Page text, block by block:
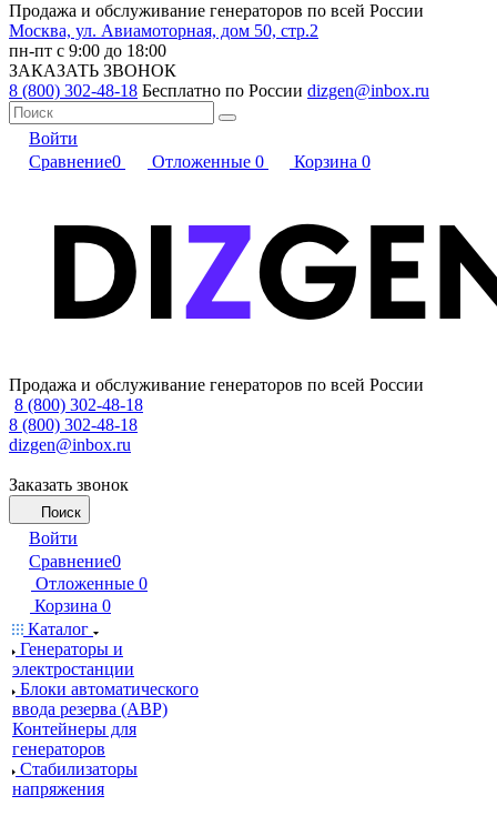
Продажа и обслуживание генераторов по всей России
Москва, ул. Авиамоторная, дом 50, стр.2
пн-пт с 9:00 до 18:00
ЗАКАЗАТЬ ЗВОНОК
8 (800) 302-48-18 Бесплатно по России dizgen@inbox.ru
Войти
Сравнение0 Отложенные 0 Корзина 0
Продажа и обслуживание генераторов по всей России
8 (800) 302-48-18
8 (800) 302-48-18
dizgen@inbox.ru
Заказать звонок
Поиск
Войти
Сравнение0
Отложенные 0
Корзина 0
Каталог
Генераторы и
электростанции
Блоки автоматического
ввода резерва (АВР)
Контейнеры для
генераторов
Стабилизаторы
напряжения